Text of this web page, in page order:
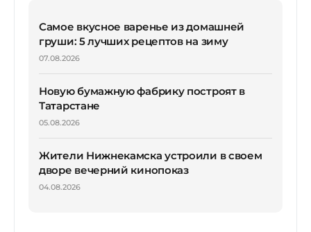
Самое вкусное варенье из домашней
груши: 5 лучших рецептов на зиму
07.08.2026
Новую бумажную фабрику построят в
Татарстане
05.08.2026
Жители Нижнекамска устроили в своем
дворе вечерний кинопоказ
04.08.2026